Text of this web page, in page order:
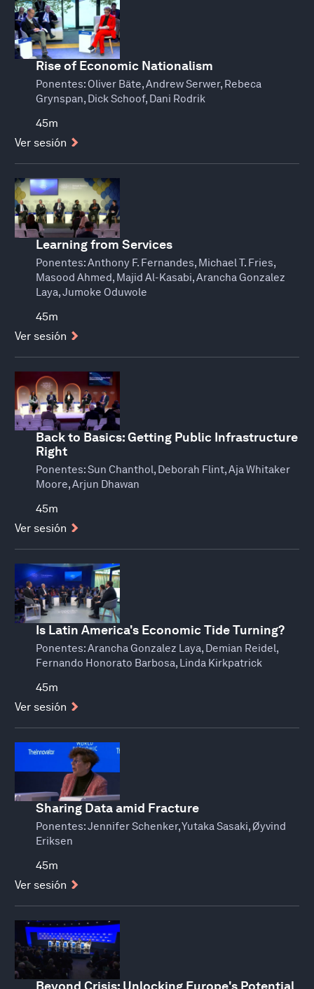
Rise of Economic Nationalism
Ponentes: Oliver Bäte, Andrew Serwer, Rebeca
Grynspan, Dick Schoof, Dani Rodrik
45m
Ver sesión
Learning from Services
Ponentes:Anthony F. Fernandes, Michael T. Fries,
Masood Ahmed, Majid Al-Kasabi, Arancha Gonzalez
Laya, Jumoke Oduwole
45m
Ver sesión
Back to Basics: Getting Public Infrastructure
Right
Ponentes:Sun Chanthol, Deborah Flint, Aja Whitaker
Moore, Arjun Dhawan
45m
Ver sesión
Is Latin America's Economic Tide Turning?
Ponentes:Arancha Gonzalez Laya, Demian Reidel,
Fernando Honorato Barbosa, Linda Kirkpatrick
45m
Ver sesión
Sharing Data amid Fracture
Ponentes:Jennifer Schenker, Yutaka Sasaki, Øyvind
Eriksen
45m
Ver sesión
Beyond Crisis: Unlocking Europe's Potential